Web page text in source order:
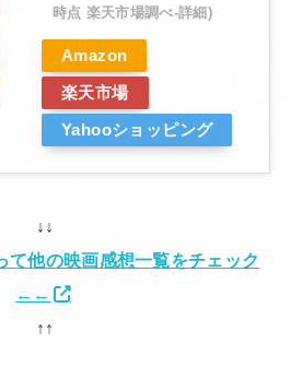
時点 楽天市場調べ-詳細)
Amazon
楽天市場
Yahooショッピング
↓↓
他の映画感想一覧をチェック
←←
↑↑